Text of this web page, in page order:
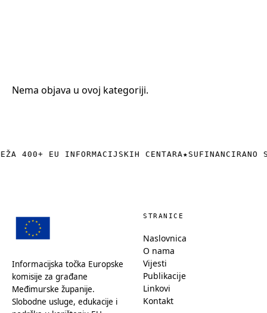
Nema objava u ovoj kategoriji.
400+ EU INFORMACIJSKIH CENTARA★SUFINANCIRANO
Informacijska točka Europske
komisije za građane
Međimurske županije.
Slobodne usluge, edukacije i
STRANICE
Naslovnica
O nama
Vijesti
Publikacije
Linkovi
Kontakt